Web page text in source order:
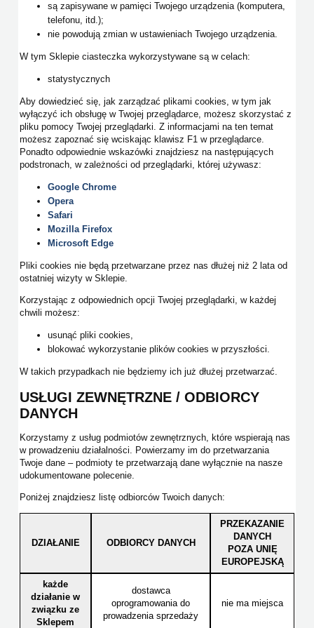
są zapisywane w pamięci Twojego urządzenia (komputera,
telefonu, itd.);
nie powodują zmian w ustawieniach Twojego urządzenia.
W tym Sklepie ciasteczka wykorzystywane są w celach:
statystycznych
Aby dowiedzieć się, jak zarządzać plikami cookies, w tym jak
wyłączyć ich obsługę w Twojej przeglądarce, możesz skorzystać z
pliku pomocy Twojej przeglądarki. Z informacjami na ten temat
możesz zapoznać się wciskając klawisz F1 w przeglądarce.
Ponadto odpowiednie wskazówki znajdziesz na następujących
podstronach, w zależności od przeglądarki, której używasz:
Google Chrome
Opera
Safari
Mozilla Firefox
Microsoft Edge
Pliki cookies nie będą przetwarzane przez nas dłużej niż 2 lata od
ostatniej wizyty w Sklepie.
Korzystając z odpowiednich opcji Twojej przeglądarki, w każdej
chwili możesz:
usunąć pliki cookies,
blokować wykorzystanie plików cookies w przyszłości.
W takich przypadkach nie będziemy ich już dłużej przetwarzać.
USŁUGI ZEWNĘTRZNE / ODBIORCY
DANYCH
Korzystamy z usług podmiotów zewnętrznych, które wspierają nas
w prowadzeniu działalności. Powierzamy im do przetwarzania
Twoje dane – podmioty te przetwarzają dane wyłącznie na nasze
udokumentowane polecenie.
Poniżej znajdziesz listę odbiorców Twoich danych:
DZIAŁANIE ODBIORCY DANYCH
PRZEKAZANIE
DANYCH
POZA UNIĘ
EUROPEJSKĄ
każde
działanie w
związku ze
Sklepem
dostawca
oprogramowania do
prowadzenia sprzedaży
nie ma miejsca